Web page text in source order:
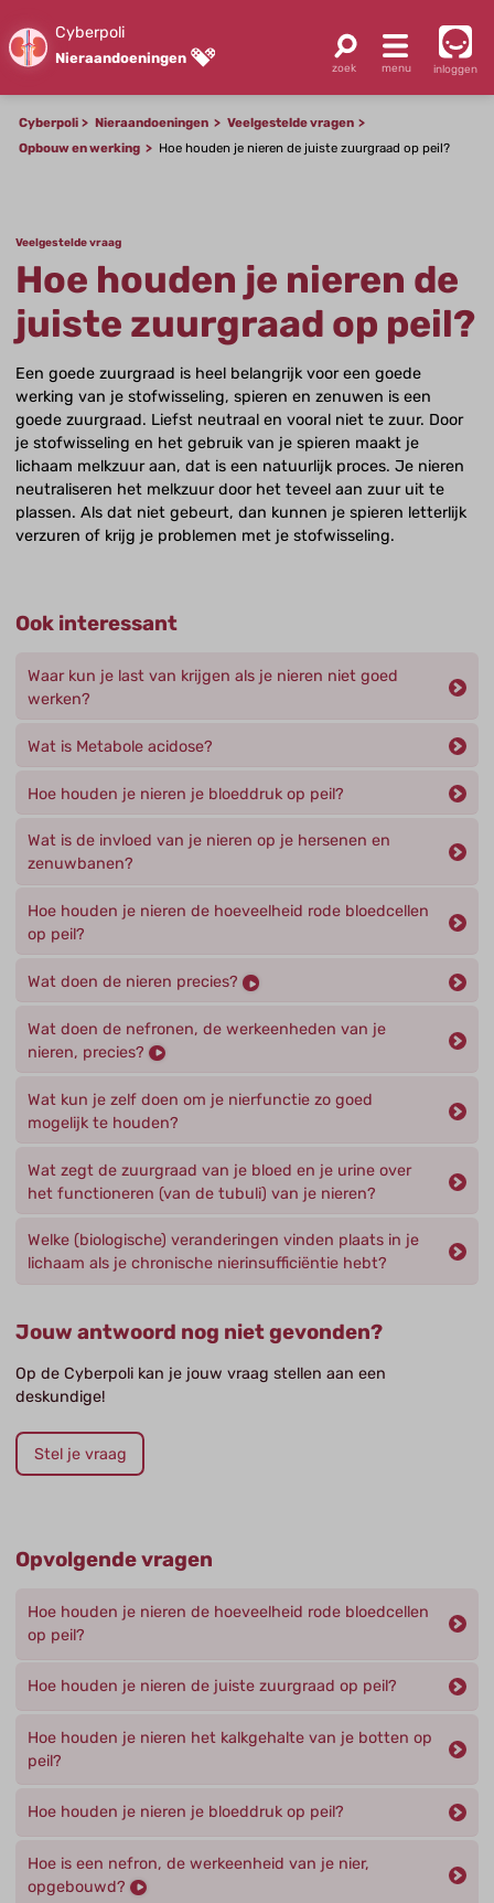
Cyberpoli
Nieraandoeningen
inloggen
Cyberpoli Nieraandoeningen
Veelgestelde vragen
Opbouw en werking
Hoe houden je nieren de juiste zuurgraad op peil?
Veelgestelde vraag
Hoe houden je nieren de
juiste zuurgraad op peil?
Een goede zuurgraad is heel belangrijk voor een goede
werking van je stofwisseling, spieren en zenuwen is een
goede zuurgraad. Liefst neutraal en vooral niet te zuur. Door
je stofwisseling en het gebruik van je spieren maakt je
lichaam melkzuur aan, dat is een natuurlijk proces. Je nieren
neutraliseren het melkzuur door het teveel aan zuur uit te
plassen. Als dat niet gebeurt, dan kunnen je spieren letterlijk
verzuren of krijg je problemen met je stofwisseling.
Ook interessant
Waar kun je last van krijgen als je nieren niet goed
werken?
Wat is Metabole acidose?
Hoe houden je nieren je bloeddruk op peil?
Wat is de invloed van je nieren op je hersenen en
zenuwbanen?
Hoe houden je nieren de hoeveelheid rode bloedcellen
op peil?
Wat doen de nieren precies?
Wat doen de nefronen, de werkeenheden van je
nieren, precies?
Wat kun je zelf doen om je nierfunctie zo goed
mogelijk te houden?
Wat zegt de zuurgraad van je bloed en je urine over
het functioneren (van de tubuli) van je nieren?
Welke (biologische) veranderingen vinden plaats in je
lichaam als je chronische nierinsufficiëntie hebt?
Jouw antwoord nog niet gevonden?
Op de Cyberpoli kan je jouw vraag stellen aan een
deskundige!
Stel je vraag
Opvolgende vragen
Hoe houden je nieren de hoeveelheid rode bloedcellen
op peil?
Hoe houden je nieren de juiste zuurgraad op peil?
Hoe houden je nieren het kalkgehalte van je botten op
peil?
Hoe houden je nieren je bloeddruk op peil?
Hoe is een nefron, de werkeenheid van je nier,
opgebouwd?